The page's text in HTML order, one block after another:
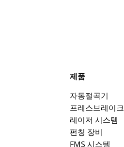
제품
자동절곡기
프레스브레이크
레이저 시스템
펀칭 장비
FMS 시스템